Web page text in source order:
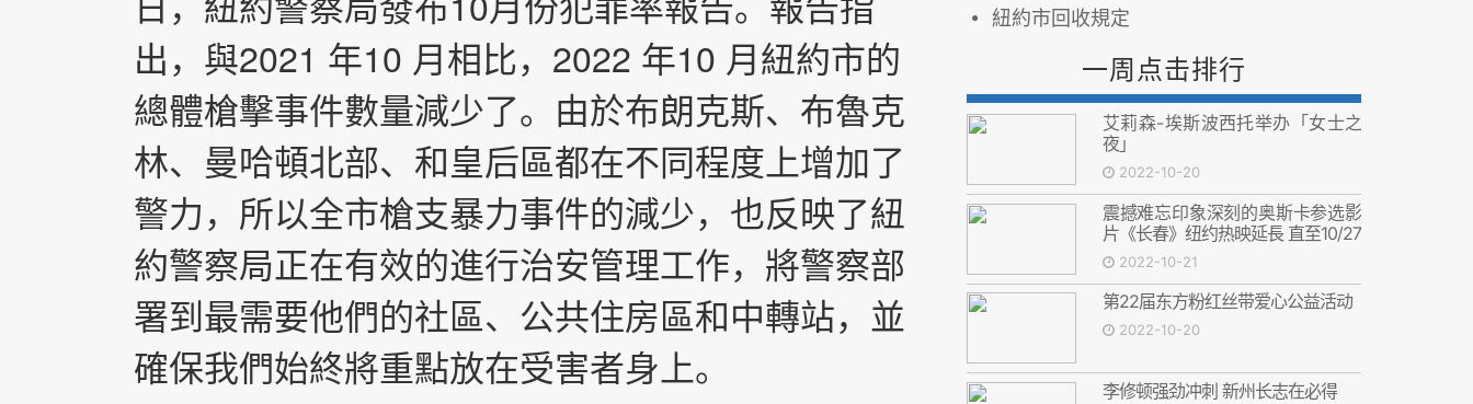
出，與2021 年10 月相比，2022 年10 月紐約市的
總體槍擊事件數量減少了。由於布朗克斯、布魯克
林、曼哈頓北部、和皇后區都在不同程度上增加了
警力，所以全市槍支暴力事件的減少，也反映了紐
約警察局正在有效的進行治安管理工作，將警察部
署到最需要他們的社區、公共住房區和中轉站，並
確保我們始終將重點放在受害者身上。
紐約市回收規定
一周点击排行
艾莉森-埃斯波西托举办「女士之
夜」
2022-10-20
震撼难忘印象深刻的奥斯卡参选影
片《长春》纽约热映延長 直至10/27
2022-10-21
第22届东方粉红丝带爱心公益活动
2022-10-20
李修顿强劲冲刺 新州长志在必得